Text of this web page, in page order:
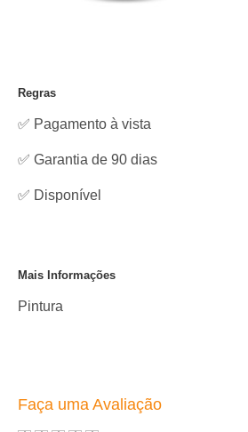
Regras
✅ Pagamento à vista
✅ Garantia de 90 dias
✅ Disponível
Mais Informações
Pintura
Faça uma Avaliação